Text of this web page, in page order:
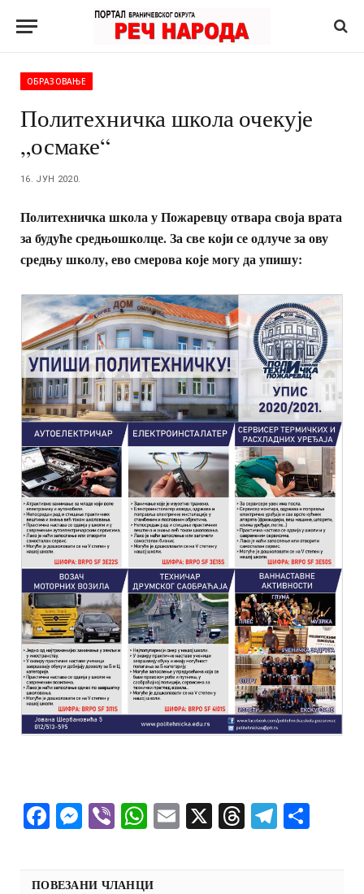
ОБРАЗОВАЊЕ
Политехничка школа очекује
„осмаке“
16. ЈУН 2020.
Политехничка школа у Пожаревцу отвара своја врата
за будуће средњошколце. За све који се одлуче за ову
средњу школу, ево смерова које могу да упишу:
Facebook
Messenger
ViberWhatsApp
Email
X Threads
ПОВЕЗАНИ ЧЛАНЦИ